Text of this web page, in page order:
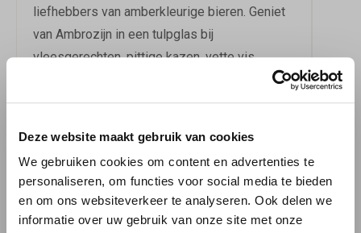
Deze website maakt gebruik van cookies
We gebruiken cookies om content en advertenties te
personaliseren, om functies voor social media te bieden
en om ons websiteverkeer te analyseren. Ook delen we
informatie over uw gebruik van onze site met onze
liefhebbers van amberkleurige bieren. Geniet
van Ambrozijn in een tulpglas bij
vleesgerechten, pittige kazen, vette vis,
gekruide gerechten en zoete desserts. Bestel
dit goddelijke bier bij 'BierBink' en ontdek de
Meer over de bierstijl Amber.
DownloadBrouwerij de Fontein Ambrozijn informatie